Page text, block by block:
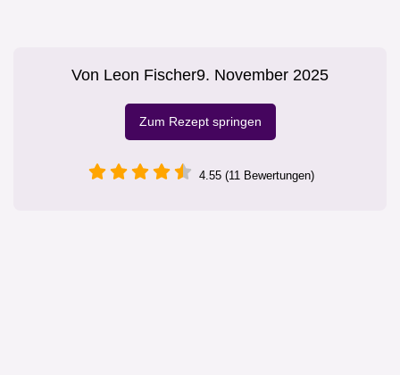
Von Leon Fischer9. November 2025
Zum Rezept springen
4.55 (11 Bewertungen)